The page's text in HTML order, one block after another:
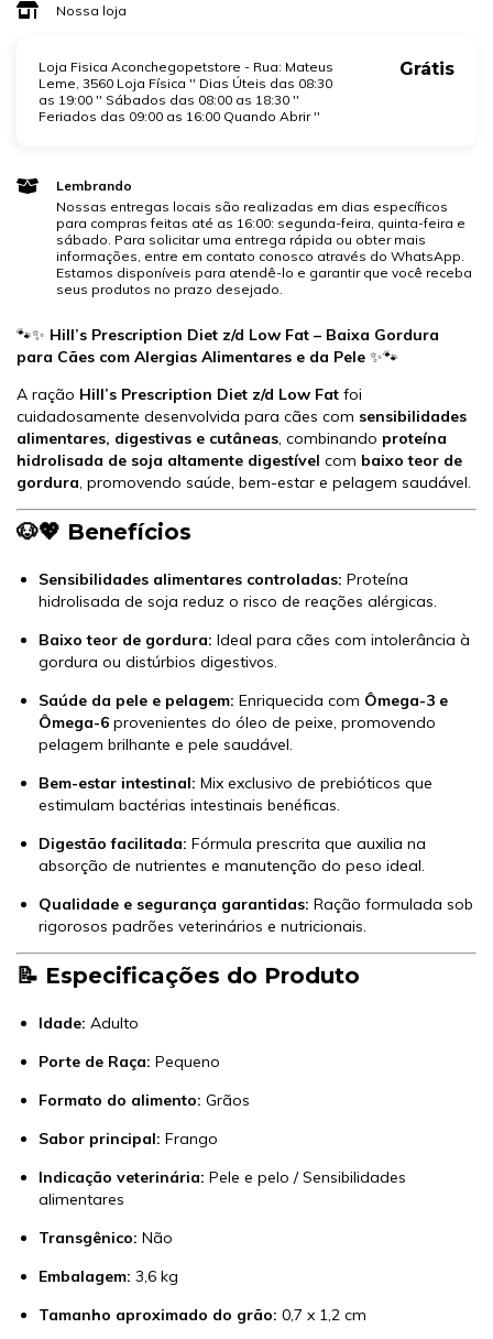
Nossa loja
Loja Fisica Aconchegopetstore - Rua: Mateus
Leme, 3560 Loja Física '' Dias Úteis das 08:30
as 19:00 '' Sábados das 08:00 as 18:30 ''
Feriados das 09:00 as 16:00 Quando Abrir ''
Grátis
Lembrando
Nossas entregas locais são realizadas em dias específicos
para compras feitas até as 16:00: segunda-feira, quinta-feira e
sábado. Para solicitar uma entrega rápida ou obter mais
informações, entre em contato conosco através do WhatsApp.
Estamos disponíveis para atendê-lo e garantir que você receba
seus produtos no prazo desejado.
🐾✨ Hill’s Prescription Diet z/d Low Fat – Baixa Gordura
para Cães com Alergias Alimentares e da Pele ✨🐾
A ração Hill’s Prescription Diet z/d Low Fat foi
cuidadosamente desenvolvida para cães com sensibilidades
alimentares, digestivas e cutâneas, combinando proteína
hidrolisada de soja altamente digestível com baixo teor de
gordura, promovendo saúde, bem-estar e pelagem saudável.
🐶💖 Benefícios
Sensibilidades alimentares controladas: Proteína
hidrolisada de soja reduz o risco de reações alérgicas.
Baixo teor de gordura: Ideal para cães com intolerância à
gordura ou distúrbios digestivos.
Saúde da pele e pelagem: Enriquecida com Ômega-3 e
Ômega-6 provenientes do óleo de peixe, promovendo
pelagem brilhante e pele saudável.
Bem-estar intestinal: Mix exclusivo de prebióticos que
estimulam bactérias intestinais benéficas.
Digestão facilitada: Fórmula prescrita que auxilia na
absorção de nutrientes e manutenção do peso ideal.
Qualidade e segurança garantidas: Ração formulada sob
rigorosos padrões veterinários e nutricionais.
📝 Especificações do Produto
Idade: Adulto
Porte de Raça: Pequeno
Formato do alimento: Grãos
Sabor principal: Frango
Indicação veterinária: Pele e pelo / Sensibilidades
alimentares
Transgênico: Não
Embalagem: 3,6 kg
Tamanho aproximado do grão: 0,7 x 1,2 cm